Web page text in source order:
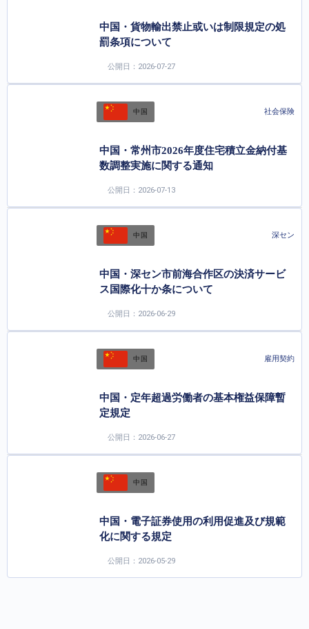
中国・貨物輸出禁止或いは制限規定の処
罰条項について
公開日：2026-07-27
中国 社会保険
中国・常州市2026年度住宅積立金納付基
数調整実施に関する通知
公開日：2026-07-13
中国 深セン
中国・深セン市前海合作区の決済サービ
ス国際化十か条について
公開日：2026-06-29
中国 雇用契約
中国・定年超過労働者の基本権益保障暫
定規定
公開日：2026-06-27
中国
中国・電子証券使用の利用促進及び規範
化に関する規定
公開日：2026-05-29